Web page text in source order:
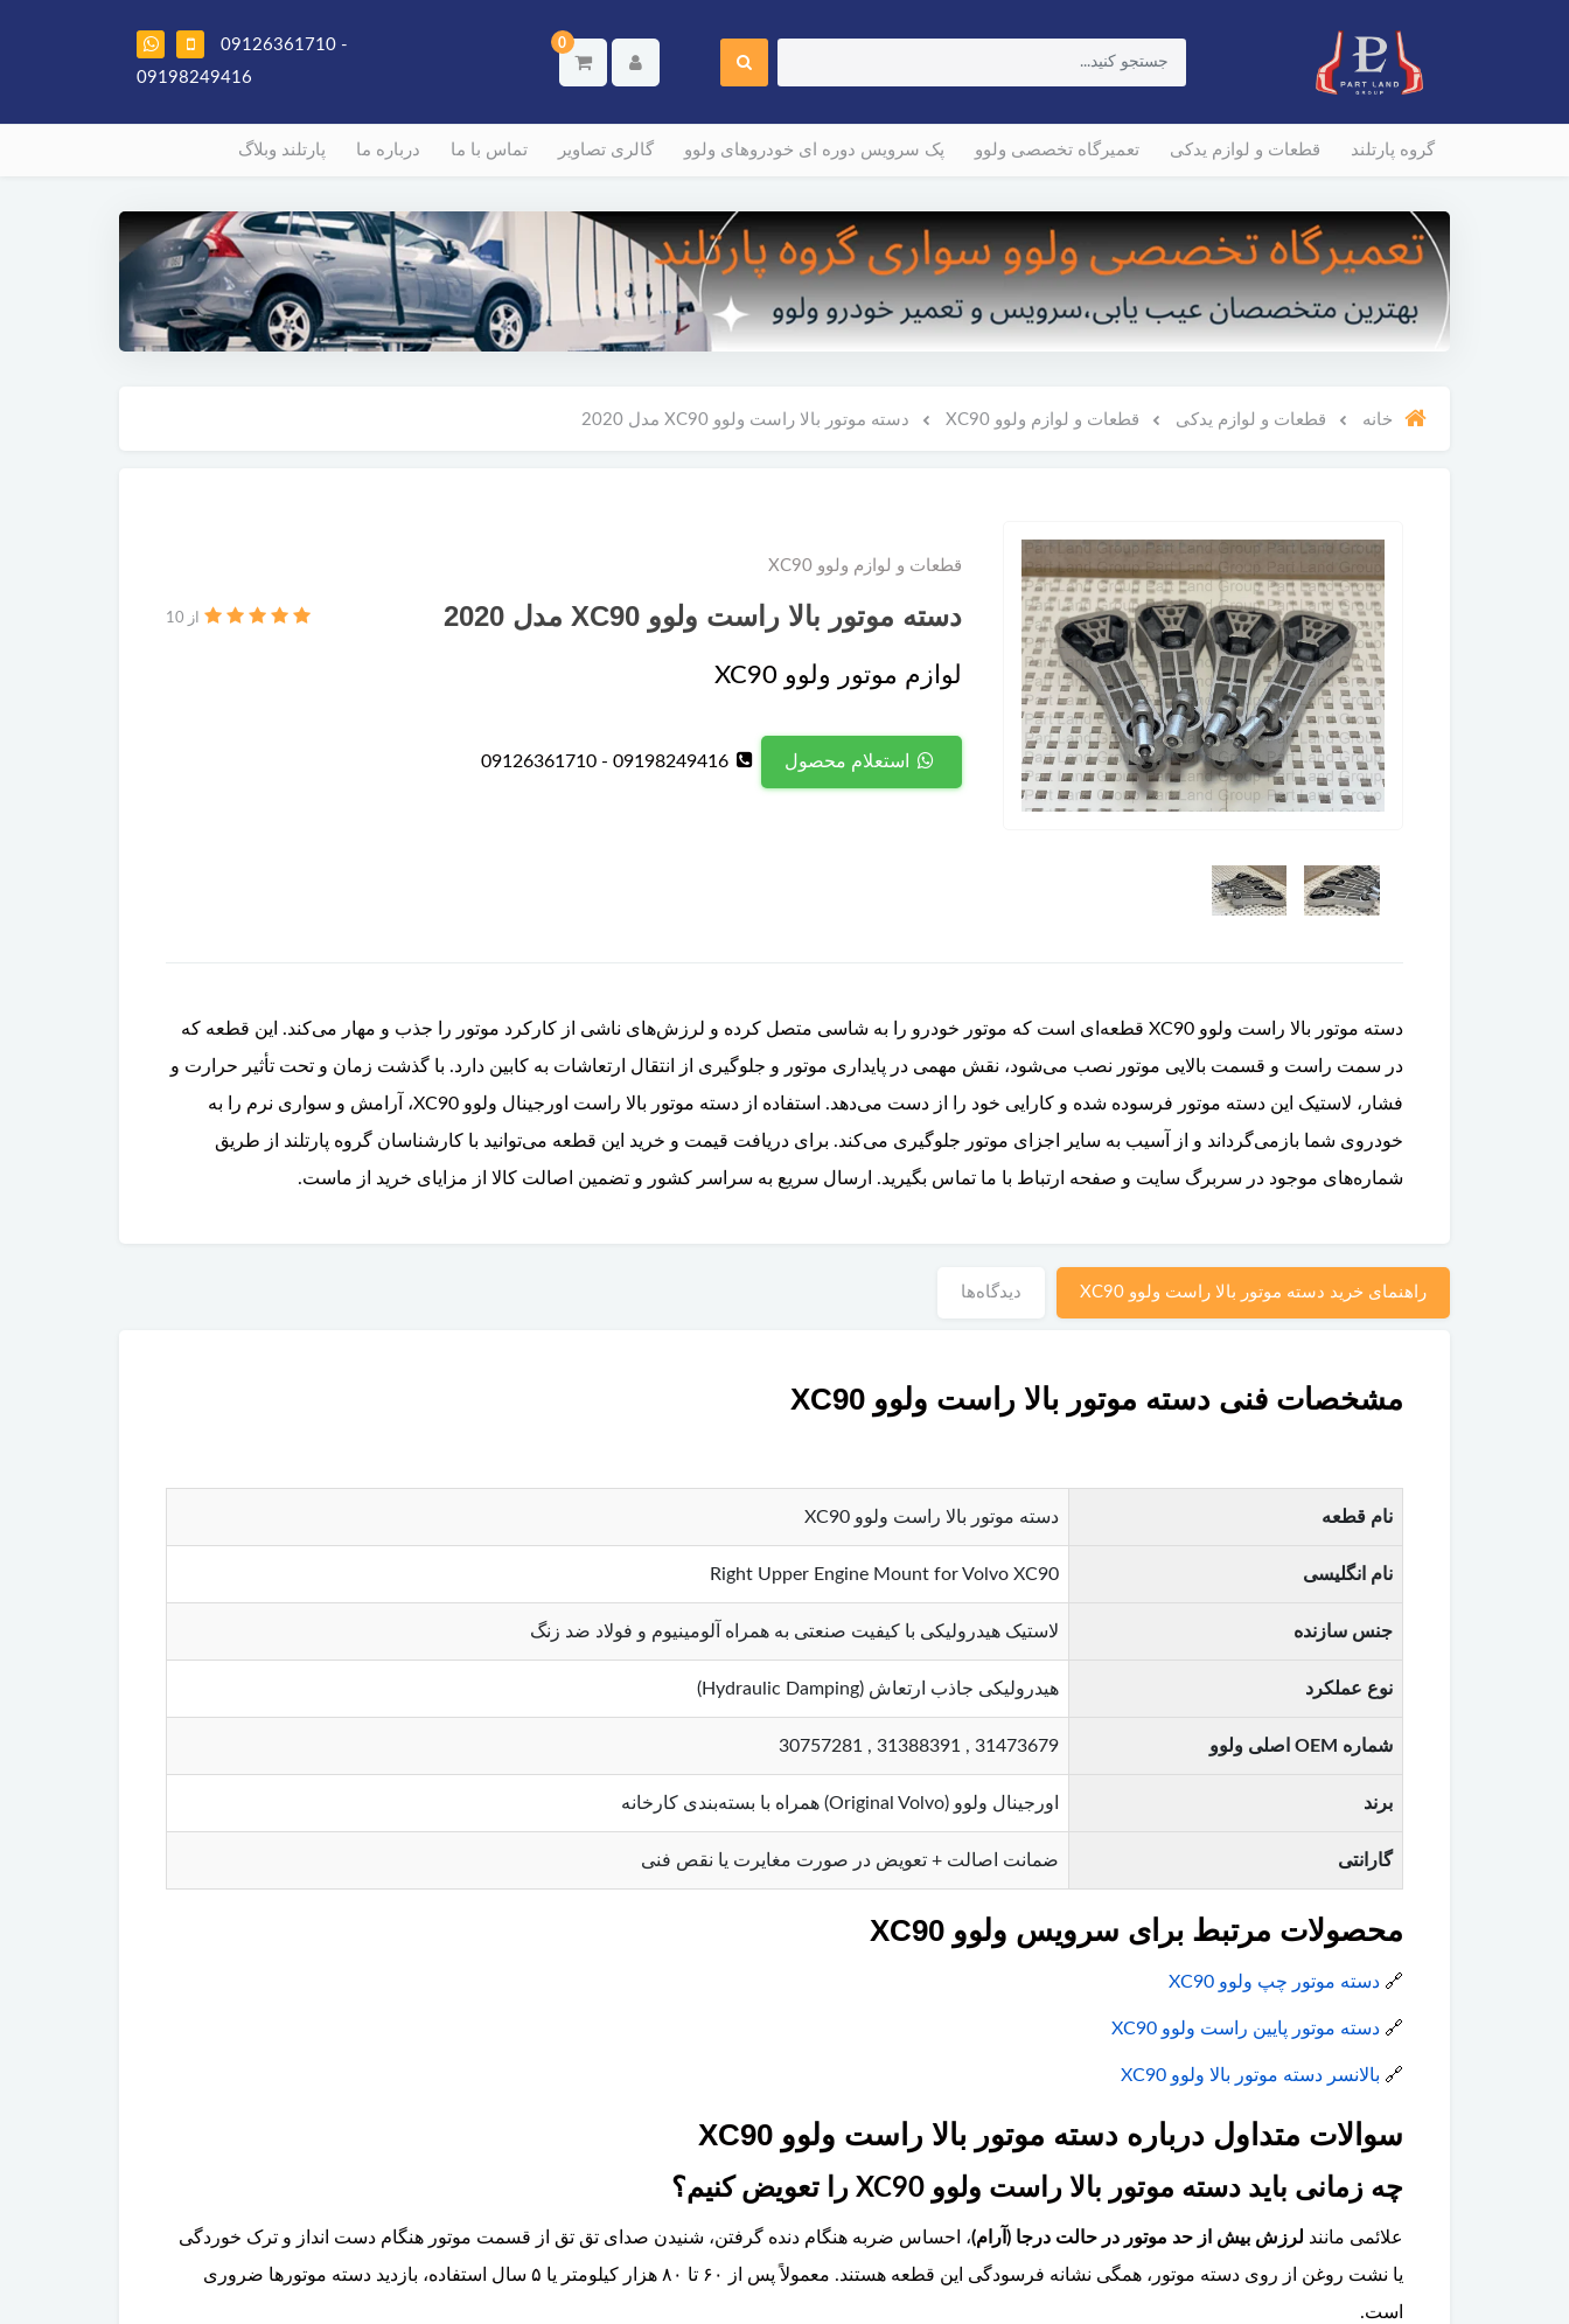
0
09126361710 -
09198249416
گروه پارتلند قطعات و لوازم یدکی تعمیرگاه تخصصی ولوو پک سرویس دوره ای خودروهای ولوو گالری تصاویر تماس با ما درباره ما پارتلند وبلاگ
خانه قطعات و لوازم یدکی قطعات و لوازم ولوو XC90 دسته موتور بالا راست ولوو XC90 مدل 2020
قطعات و لوازم ولوو XC90
دسته موتور بالا راست ولوو XC90 مدل 2020 از 10
لوازم موتور ولوو XC90
استعلام محصول 09198249416 - 09126361710
دسته موتور بالا راست ولوو XC90 قطعه‌ای است که موتور خودرو را به شاسی متصل کرده و لرزش‌های ناشی از کارکرد موتور را جذب و مهار می‌کند. این قطعه که
در سمت راست و قسمت بالایی موتور نصب می‌شود، نقش مهمی در پایداری موتور و جلوگیری از انتقال ارتعاشات به کابین دارد. با گذشت زمان و تحت تأثیر حرارت و
فشار، لاستیک این دسته موتور فرسوده شده و کارایی خود را از دست می‌دهد. استفاده از دسته موتور بالا راست اورجینال ولوو XC90، آرامش و سواری نرم را به
خودروی شما بازمی‌گرداند و از آسیب به سایر اجزای موتور جلوگیری می‌کند. برای دریافت قیمت و خرید این قطعه می‌توانید با کارشناسان گروه پارتلند از طریق
شماره‌های موجود در سربرگ سایت و صفحه ارتباط با ما تماس بگیرید. ارسال سریع به سراسر کشور و تضمین اصالت کالا از مزایای خرید از ماست.
راهنمای خرید دسته موتور بالا راست ولوو XC90 دیدگاه‌ها
مشخصات فنی دسته موتور بالا راست ولوو XC90
نام قطعه دسته موتور بالا راست ولوو XC90
نام انگلیسی Right Upper Engine Mount for Volvo XC90
جنس سازنده لاستیک هیدرولیکی با کیفیت صنعتی به همراه آلومینیوم و فولاد ضد زنگ
نوع عملکرد هیدرولیکی جاذب ارتعاش (Hydraulic Damping)
شماره OEM اصلی ولوو 31473679 , 31388391 , 30757281
برند اورجینال ولوو (Original Volvo) همراه با بسته‌بندی کارخانه
گارانتی ضمانت اصالت + تعویض در صورت مغایرت یا نقص فنی
محصولات مرتبط برای سرویس ولوو XC90
🔗 دسته موتور چپ ولوو XC90
🔗 دسته موتور پایین راست ولوو XC90
🔗 بالانسر دسته موتور بالا ولوو XC90
سوالات متداول درباره دسته موتور بالا راست ولوو XC90
چه زمانی باید دسته موتور بالا راست ولوو XC90 را تعویض کنیم؟
علائمی مانند لرزش بیش از حد موتور در حالت درجا (آرام)، احساس ضربه هنگام دنده گرفتن، شنیدن صدای تق تق از قسمت موتور هنگام دست انداز و ترک‌ خوردگی
یا نشت روغن از روی دسته موتور، همگی نشانه فرسودگی این قطعه هستند. معمولاً پس از ۶۰ تا ۸۰ هزار کیلومتر یا ۵ سال استفاده، بازدید دسته موتورها ضروری
است.